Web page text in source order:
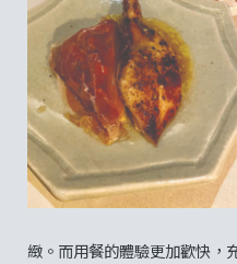
緻。而用餐的體驗更加歡快，